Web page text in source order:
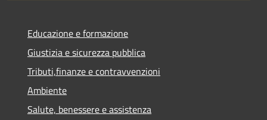
Educazione e formazione
Giustizia e sicurezza pubblica
Tributi,finanze e contravvenzioni
Ambiente
Salute, benessere e assistenza